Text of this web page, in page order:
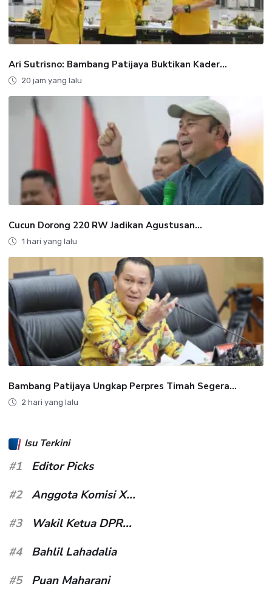
Ari Sutrisno: Bambang Patijaya Buktikan Kader...
20 jam yang lalu
Cucun Dorong 220 RW Jadikan Agustusan...
1 hari yang lalu
Bambang Patijaya Ungkap Perpres Timah Segera...
2 hari yang lalu
Isu Terkini
#1
Editor Picks
#2
Anggota Komisi X...
#3
Wakil Ketua DPR...
#4
Bahlil Lahadalia
#5
Puan Maharani